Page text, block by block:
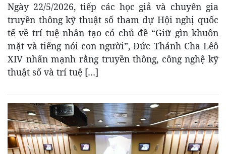
Ngày 22/5/2026, tiếp các học giả và chuyên gia
truyền thông kỹ thuật số tham dự Hội nghị quốc
tế về trí tuệ nhân tạo có chủ đề “Giữ gìn khuôn
mặt và tiếng nói con người”, Đức Thánh Cha Lêô
XIV nhấn mạnh rằng truyền thông, công nghệ kỹ
thuật số và trí tuệ […]